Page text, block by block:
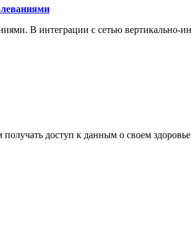
В интеграции с сетью
доступ к данным о своем